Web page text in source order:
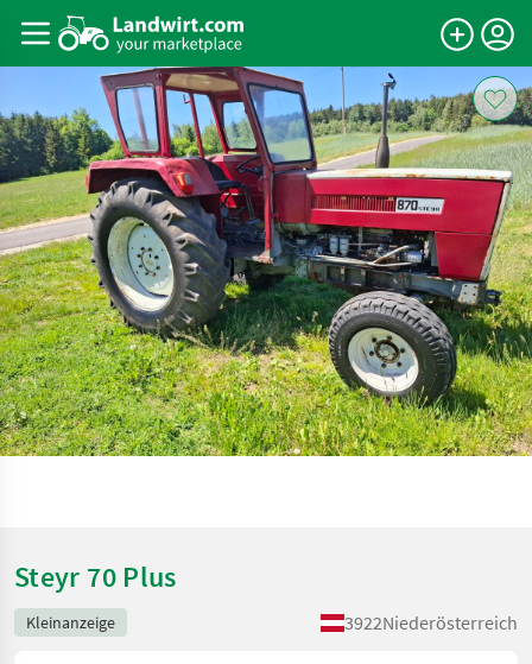
Steyr 70 Plus
Kleinanzeige 3922Niederösterreich